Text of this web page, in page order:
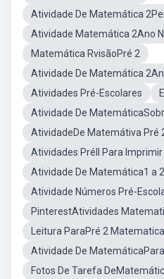
Atividade De Matemática
Atividade Matemática 2Ano
Matemática RvisãoPré 2
Atividade De Matemática
Atividades Pré-Escolares
Atividade De
AtividadeDe Matemátiva Pré
Atividades PréII Para Imprimir
Atividade De Matemática1 a
Atividade Números Pré-
PinterestAtividades
Leitura ParaPré 2 Matematica
Atividade De
Fotos De Tarefa